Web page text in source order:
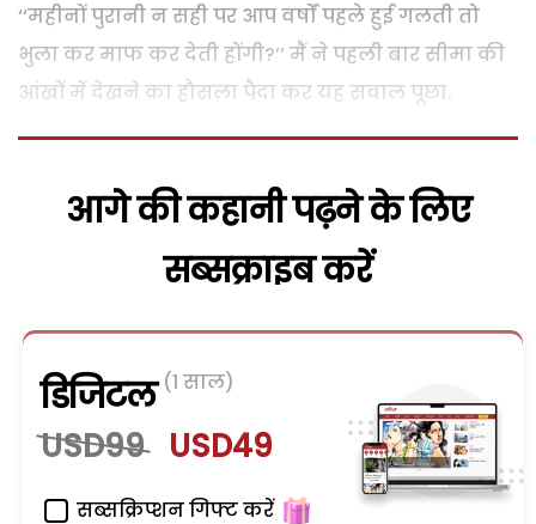
‘‘महीनों पुरानी न सही पर आप वर्षों पहले हुई गलती तो
भुला कर माफ कर देती होंगी?’’ मैं ने पहली बार सीमा की
आंखों में देखने का हौसला पैदा कर यह सवाल पूछा.
आगे की कहानी पढ़ने के लिए
सब्सक्राइब करें
डिजिटल (1 साल)
USD99 USD49
सब्सक्रिप्शन गिफ्ट करें